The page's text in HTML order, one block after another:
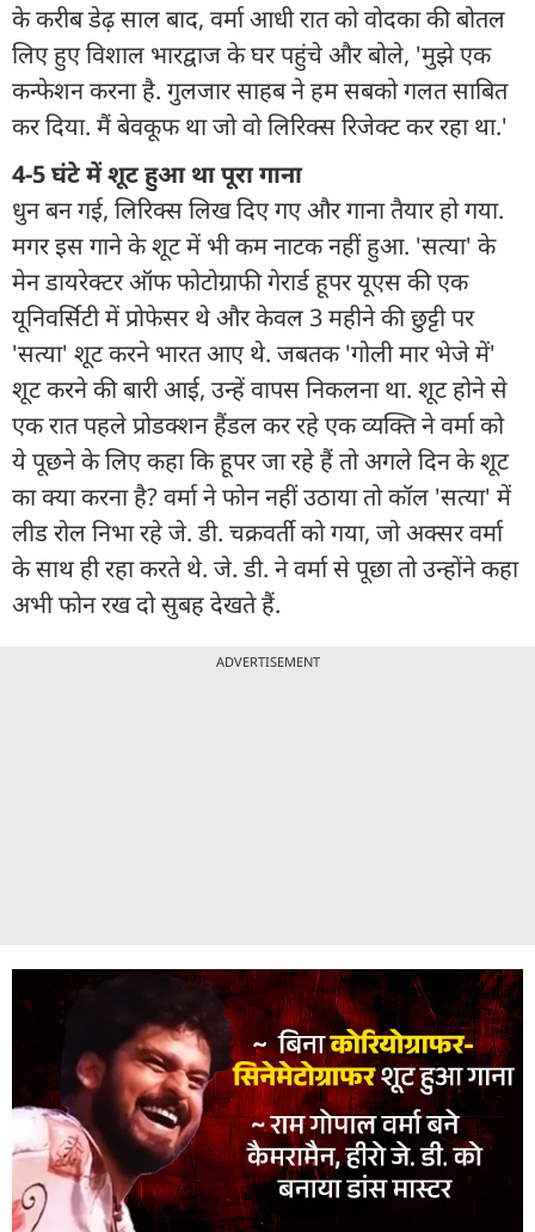
के करीब डेढ़ साल बाद, वर्मा आधी रात को वोदका की बोतल
लिए हुए विशाल भारद्वाज के घर पहुंचे और बोले, 'मुझे एक
कन्फेशन करना है. गुलजार साहब ने हम सबको गलत साबित
कर दिया. मैं बेवकूफ था जो वो लिरिक्स रिजेक्ट कर रहा था.'
4-5 घंटे में शूट हुआ था पूरा गाना
धुन बन गई, लिरिक्स लिख दिए गए और गाना तैयार हो गया.
मगर इस गाने के शूट में भी कम नाटक नहीं हुआ. 'सत्या' के
मेन डायरेक्टर ऑफ फोटोग्राफी गेरार्ड हूपर यूएस की एक
यूनिवर्सिटी में प्रोफेसर थे और केवल 3 महीने की छुट्टी पर
'सत्या' शूट करने भारत आए थे. जबतक 'गोली मार भेजे में'
शूट करने की बारी आई, उन्हें वापस निकलना था. शूट होने से
एक रात पहले प्रोडक्शन हैंडल कर रहे एक व्यक्ति ने वर्मा को
ये पूछने के लिए कहा कि हूपर जा रहे हैं तो अगले दिन के शूट
का क्या करना है? वर्मा ने फोन नहीं उठाया तो कॉल 'सत्या' में
लीड रोल निभा रहे जे. डी. चक्रवर्ती को गया, जो अक्सर वर्मा
के साथ ही रहा करते थे. जे. डी. ने वर्मा से पूछा तो उन्होंने कहा
अभी फोन रख दो सुबह देखते हैं.
ADVERTISEMENT